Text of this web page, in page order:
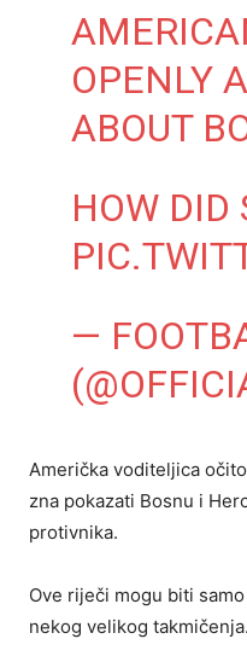
OPENLY
ABOUT
HOW DID
—
Američka voditeljica
zna pokazati Bosnu i
protivnika.
Ove riječi mogu biti
nekog velikog takmičenja.